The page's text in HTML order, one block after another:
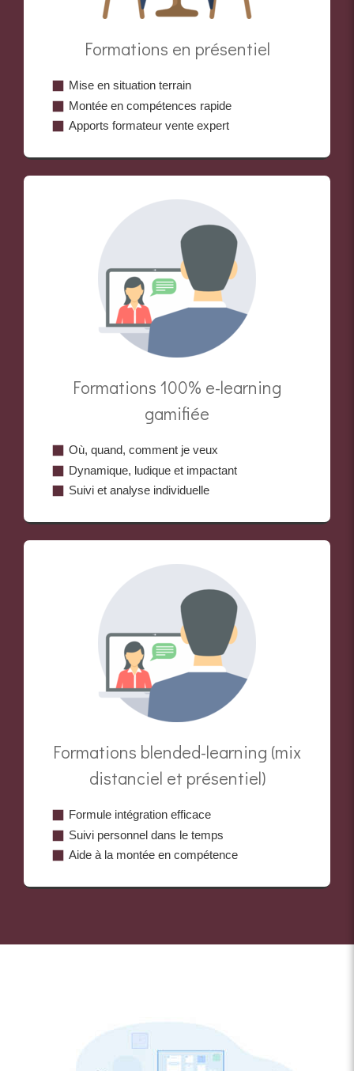
Formations en présentiel
Mise en situation terrain
Montée en compétences rapide
Apports formateur vente expert
Formations 100% e-learning
gamifiée
Où, quand, comment je veux
Dynamique, ludique et impactant
Suivi et analyse individuelle
Formations blended-learning (mix
distanciel et présentiel)
Formule intégration efficace
Suivi personnel dans le temps
Aide à la montée en compétence